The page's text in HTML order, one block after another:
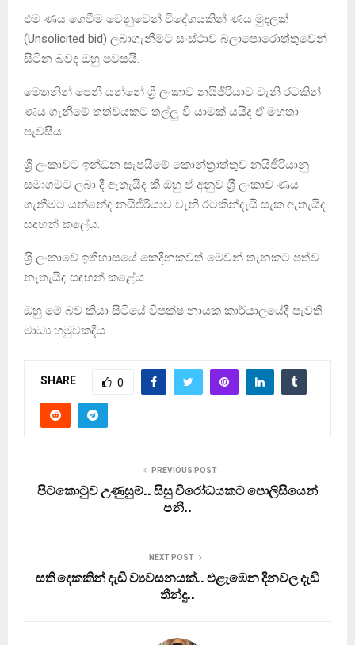
එම ණය ගෙවීම වෙනුවෙන් විදේශයකින් ණය මුදලක්
(Unsolicited bid) ලබාගැනීමට සංස්ථාව බලාපොරොත්තුවෙන්
සිටින බවද ඔහු පවසයි.
මෙතනින් පෙනී යන්නේ ශ්‍රී ලංකාව නයිජීරියාව වැනි රටකින්
ණය ගැනීමේ තත්වයකට තල්ලු වී යාමක් යයිද ඒ මහතා
පැවසීය.
ශ්‍රී ලංකාවට ඉන්ධන සැපයීමේ කොන්ත්‍රාත්තුව නයිජීරියානු
සමාගමට ලබා දී ඇතැයිද කී ඔහු ඒ අනුව ශ‍්‍රී ලංකාව ණය
ගැනීමට යන්නේද නයිජීරියාව වැනි රටකින්දැයි සැක ඇතැයිද
සදහන් කලේය.
ශ‍්‍රි ලංකාවේ ඉතිහාසයේ කෙදිනකවත් මෙවන් තැනකට පත්ව
නැතැයිද සඳහන් කළේය.
ඔහු මේ බව කියා සිටියේ විපක්ෂ නායක කාර්යාලයේදී පැවති
මාධ්‍ය හමුවකදීය.
SHARE 0
PREVIOUS POST
පිටකොටුව උණුසුම්.. සිසු විරෝධයකට පොලිසියෙන්
පනී..
NEXT POST
සති දෙකකින් දැඩි ව්‍යවසනයක්.. එළැඹෙන දිනවල දැඩි
තීන්දු..